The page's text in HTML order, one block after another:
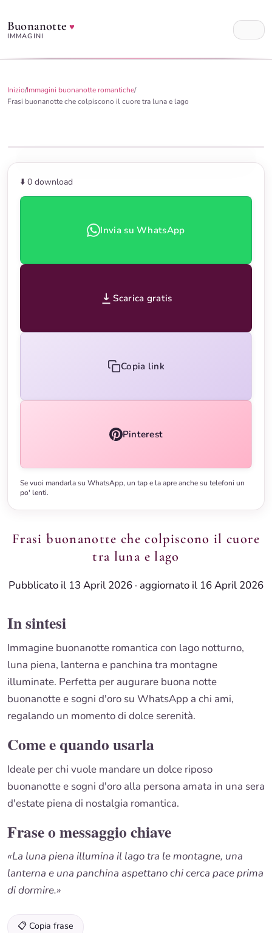
Buonanotte♥
IMMAGINI
Inizio/Immagini buonanotte romantiche/
Frasi buonanotte che colpiscono il cuore tra luna e lago
⬇️ 0 download
Invia su WhatsApp
Scarica gratis
Copia link
Pinterest
Se vuoi mandarla su WhatsApp, un tap e la apre anche su telefoni un
po' lenti.
Frasi buonanotte che colpiscono il cuore
tra luna e lago
Pubblicato il 13 April 2026 · aggiornato il 16 April 2026
In sintesi
Immagine buonanotte romantica con lago notturno,
luna piena, lanterna e panchina tra montagne
illuminate. Perfetta per augurare buona notte
buonanotte e sogni d'oro su WhatsApp a chi ami,
regalando un momento di dolce serenità.
Come e quando usarla
Ideale per chi vuole mandare un dolce riposo
buonanotte e sogni d'oro alla persona amata in una sera
d'estate piena di nostalgia romantica.
Frase o messaggio chiave
«La luna piena illumina il lago tra le montagne, una
lanterna e una panchina aspettano chi cerca pace prima
di dormire.»
📋 Copia frase